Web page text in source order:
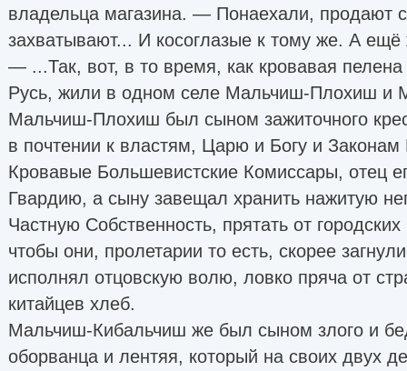
владельца магазина. — Понаехали, продают
захватывают... И косоглазые к тому же. А
— ...Так, вот, в то время, как кровавая
Русь, жили в одном селе Мальчиш-Плохиш и
Мальчиш-Плохиш был сыном зажиточного
в почтении к властям, Царю и Богу и
Кровавые Большевистские Комиссары, отец
Гвардию, а сыну завещал хранить нажитую
Частную Собственность, прятать от
чтобы они, пролетарии то есть, скорее
исполнял отцовскую волю, ловко пряча от
китайцев хлеб.
Мальчиш-Кибальчиш же был сыном злого и
оборванца и лентяя, который на своих двух